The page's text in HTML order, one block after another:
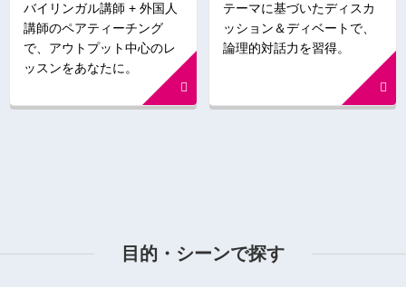
バイリンガル講師 + 外国人
講師のペアティーチング
で、アウトプット中心のレ
ッスンをあなたに。
テーマに基づいたディスカ
ッション＆ディベートで、
論理的対話力を習得。
目的・シーンで探す